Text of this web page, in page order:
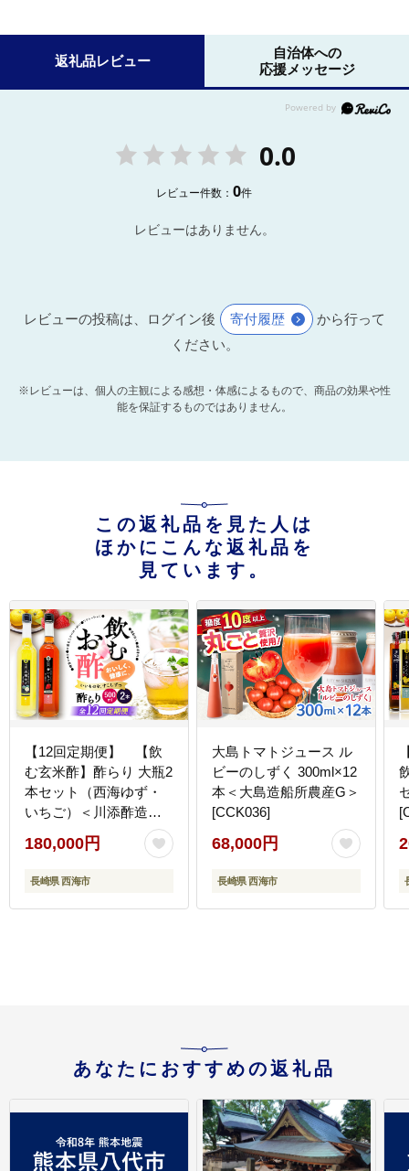
返礼品レビュー
自治体への
応援メッセージ
0.0
レビュー件数：0件
レビューはありません。
レビューの投稿は、ログイン後 寄付履歴
から行って
ください。
※レビューは、個人の主観による感想・体感によるもので、商品の効果や性
能を保証するものではありません。
この返礼品を見た人は
ほかにこんな返礼品を
見ています。
【12回定期便】 【飲
む玄米酢】酢らり 大瓶2
本セット（西海ゆず・
いちご）＜川添酢造＞
180,000円
長崎県 西海市
大島トマトジュース ル
ビーのしずく 300ml×12
本＜大島造船所農産G＞
[CCK036]
68,000円
長崎県 西海市
あなたにおすすめの返礼品